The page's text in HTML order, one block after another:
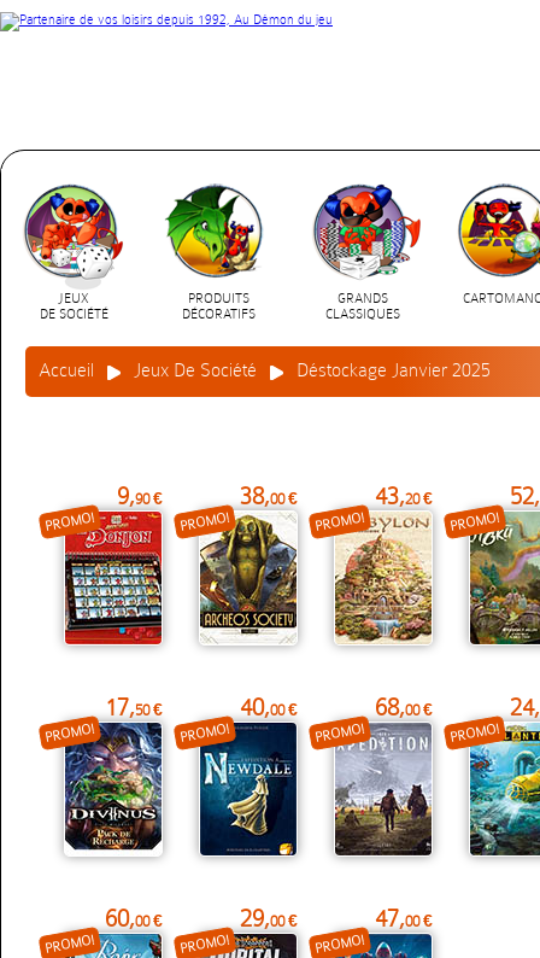
JEUX
DE SOCIÉTÉ
PRODUITS
DÉCORATIFS
GRANDS
CLASSIQUES
Accueil Jeux De Société Déstockage Janvier 2025
PROMO!
9,90 €
PROMO!
38,00 €
PROMO!
43,20 €
PROMO!
52,
PROMO!
17,50 €
PROMO!
40,00 €
PROMO!
68,00 €
PROMO!
24,
PROMO!
60,00 €
PROMO!
29,00 €
PROMO!
47,00 €